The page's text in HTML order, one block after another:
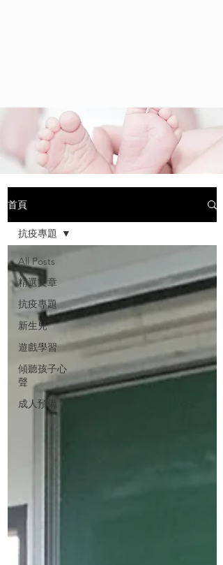
Daisy (Email :
cs.daisy@hotmail.com )
首頁
All Posts
精選文章
抗疫專題
新生兒
遊戲學習
傾聽孩子心
聲
成人預備
抗疫專題